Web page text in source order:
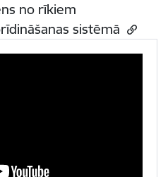
no rīkiem
sistēmā